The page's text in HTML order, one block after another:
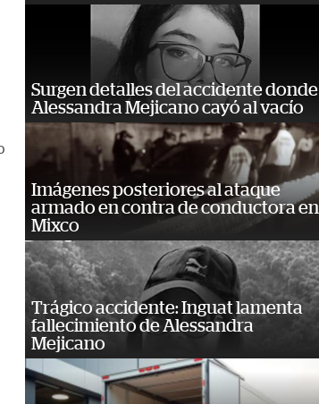
Surgen detalles del accidente donde
Alessandra Mejicano cayó al vacío
Imágenes posteriores al ataque
armado en contra de conductora en
Mixco
Trágico accidente: Inguat lamenta
fallecimiento de Alessandra
Mejicano